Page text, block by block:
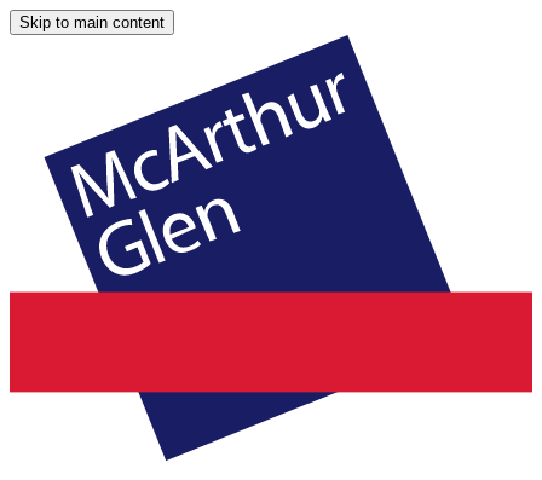
Skip to main content